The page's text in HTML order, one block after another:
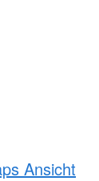
Ansicht